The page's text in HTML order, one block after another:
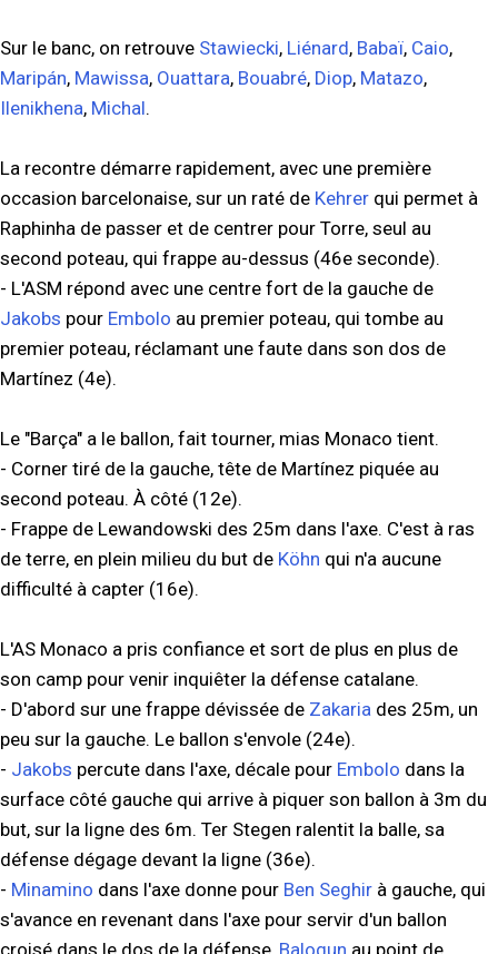
Sur le banc, on retrouve Stawiecki, Liénard, Babaï, Caio,
Maripán, Mawissa, Ouattara, Bouabré, Diop, Matazo,
Ilenikhena, Michal.
La recontre démarre rapidement, avec une première
occasion barcelonaise, sur un raté de Kehrer qui permet à
Raphinha de passer et de centrer pour Torre, seul au
second poteau, qui frappe au-dessus (46e seconde).
- L'ASM répond avec une centre fort de la gauche de
Jakobs pour Embolo au premier poteau, qui tombe au
premier poteau, réclamant une faute dans son dos de
Martínez (4e).
Le "Barça" a le ballon, fait tourner, mias Monaco tient.
- Corner tiré de la gauche, tête de Martínez piquée au
second poteau. À côté (12e).
- Frappe de Lewandowski des 25m dans l'axe. C'est à ras
de terre, en plein milieu du but de Köhn qui n'a aucune
difficulté à capter (16e).
L'AS Monaco a pris confiance et sort de plus en plus de
son camp pour venir inquiêter la défense catalane.
- D'abord sur une frappe dévissée de Zakaria des 25m, un
peu sur la gauche. Le ballon s'envole (24e).
- Jakobs percute dans l'axe, décale pour Embolo dans la
surface côté gauche qui arrive à piquer son ballon à 3m du
but, sur la ligne des 6m. Ter Stegen ralentit la balle, sa
défense dégage devant la ligne (36e).
- Minamino dans l'axe donne pour Ben Seghir à gauche, qui
s'avance en revenant dans l'axe pour servir d'un ballon
croisé dans le dos de la défense, Balogun au point de